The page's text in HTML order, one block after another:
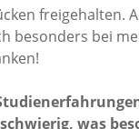
freigehalten.
besonders bei
was